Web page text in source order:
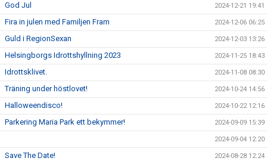
God Jul 2024-12-21 19:41
Fira in julen med Familjen Fram 2024-12-06 06:25
Guld i RegionSexan 2024-12-03 13:26
Helsingborgs Idrottshyllning 2023 2024-11-25 18:43
Idrottsklivet. 2024-11-08 08:30
Träning under höstlovet! 2024-10-24 14:56
Halloweendisco! 2024-10-22 12:16
Parkering Maria Park ett bekymmer! 2024-09-09 15:39
2024-09-04 12:20
Save The Date! 2024-08-28 12:24